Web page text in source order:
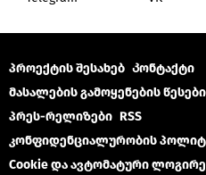
პროექტის შესახებ Კონტაქტი
მასალების გამოყენების წესები
პრეს-რელიზები RSS
კონფიდენციალურობის
Cookie და ავტომატური